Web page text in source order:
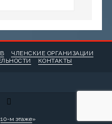
ЧЛЕНСКИЕ ОРГАНИЗАЦИИ
КОНТАКТЫ
10-м этаже»